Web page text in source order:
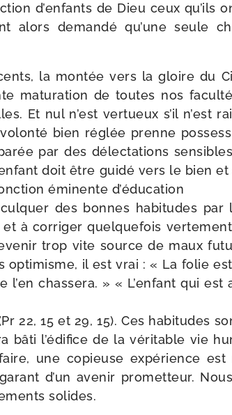
d’enfants de Dieu ceux qu’ils
alors deman­dé qu’une seule
la mon­tée vers la gloire du
matu­ra­tion de toutes nos
Et nul n’est ver­tueux s’il n’est
bien réglée prenne
par des délec­ta­tions
doit être gui­dé vers le bien
émi­nente d’éducation
des bonnes habi­tudes par
et à cor­ri­ger quel­que­fois
trop vite source de maux
opti­misme, il est vrai : « La folie
l’en chas­se­ra. » « L’enfant qui est
22, 15 et 29, 15). Ces habi­tudes
bâti l’édifice de la véri­table vie
une copieuse expé­rience est
d’un ave­nir pro­met­teur.
solides.